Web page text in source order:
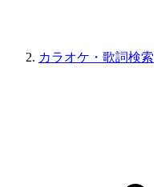
カラオケ・歌詞検索